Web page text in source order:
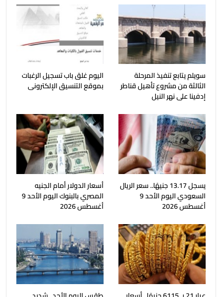
سويلم يتابع تنفيذ المرحلة
الثالثة من مشروع تأهيل قناطر
إدفينا على نهر النيل
اليوم غلق باب تسجيل الرغبات
بموقع التنسيق الإلكترونى
يسجل 13.17 جنيهًا.. سعر الريال
السعودي اليوم الأحد 9
أغسطس 2026
أسعار الدولار أمام الجنيه
المصري بالبنوك اليوم الأحد 9
أغسطس 2026